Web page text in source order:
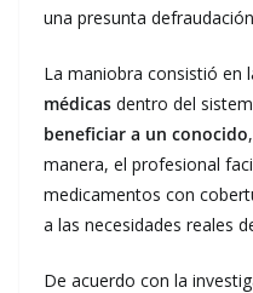
una presunta
La maniobra consistió en
médicas dentro del
beneficiar a un conocido
manera, el profesional
medicamentos con
a las necesidades reales
De acuerdo con la